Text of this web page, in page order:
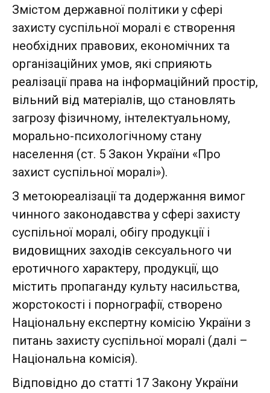
Змістом державної політики у сфері
захисту суспільної моралі є створення
необхідних правових, економічних та
організаційних умов, які сприяють
реалізації права на інформаційний простір,
вільний від матеріалів, що становлять
загрозу фізичному, інтелектуальному,
морально-психологічному стану
населення (ст. 5 Закон України «Про
захист суспільної моралі»).
З метоюреалізації та додержання вимог
чинного законодавства у сфері захисту
суспільної моралі, обігу продукції і
видовищних заходів сексуального чи
еротичного характеру, продукції, що
містить пропаганду культу насильства,
жорстокості і порнографії, створено
Національну експертну комісію України з
питань захисту суспільної моралі (далі –
Національна комісія).
Відповідно до статті 17 Закону України